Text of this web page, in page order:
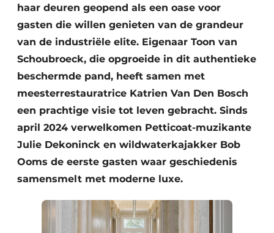
haar deuren geopend als een oase voor
gasten die willen genieten van de grandeur
van de industriële elite. Eigenaar Toon van
Schoubroeck, die opgroeide in dit authentieke
beschermde pand, heeft samen met
meesterrestauratrice Katrien Van Den Bosch
een prachtige visie tot leven gebracht. Sinds
april 2024 verwelkomen Petticoat-muzikante
Julie Dekoninck en wildwaterkajakker Bob
Ooms de eerste gasten waar geschiedenis
samensmelt met moderne luxe.